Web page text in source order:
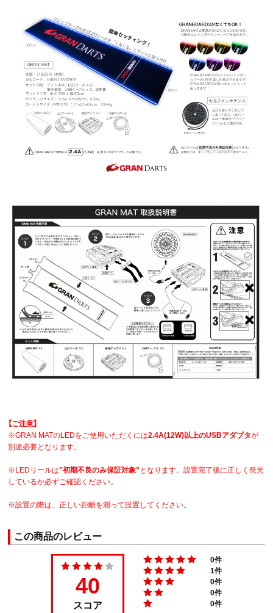
【ご注意】
※GRAN MATのLEDをご使用いただくには2.4A(12W)以上のUSBアダプタが
別途必要となります。
※LEDリールは”初期不良のみ保証対象”となります。設置完了後に正しく発光
しているか必ずご確認ください。
※設置の際は、正しい距離を測って設置してください。
この商品のレビュー
40
スコア
0件
1件
0件
0件
0件